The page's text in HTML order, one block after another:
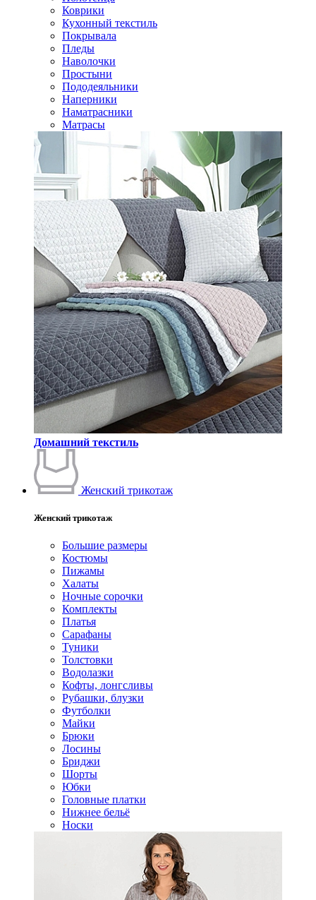
Коврики
Кухонный текстиль
Покрывала
Пледы
Наволочки
Простыни
Пододеяльники
Наперники
Наматрасники
Матрасы
Домашний текстиль
Женский трикотаж
Женский трикотаж
Большие размеры
Костюмы
Пижамы
Халаты
Ночные сорочки
Комплекты
Платья
Сарафаны
Туники
Толстовки
Водолазки
Кофты, лонгсливы
Рубашки, блузки
Футболки
Майки
Брюки
Лосины
Бриджи
Шорты
Юбки
Головные платки
Нижнее бельё
Носки